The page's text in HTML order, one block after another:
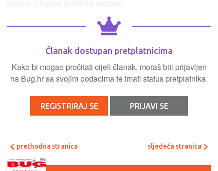
Članak dostupan pretplatnicima
Kako bi mogao pročitati cijeli članak, moraš biti prijavljen
na Bug.hr sa svojim podacima te imati status pretplatnika.
REGISTRIRAJ SE PRIJAVI SE
prethodna stranica sljedeća stranica